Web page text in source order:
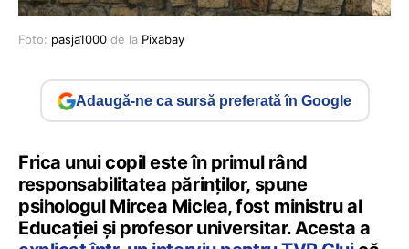
Foto: pasja1000 de la Pixabay
Adaugă-ne ca sursă preferată în Google
Frica unui copil este în primul rând
responsabilitatea părinților, spune
psihologul Mircea Miclea, fost ministru al
Educației și profesor universitar. Acesta a